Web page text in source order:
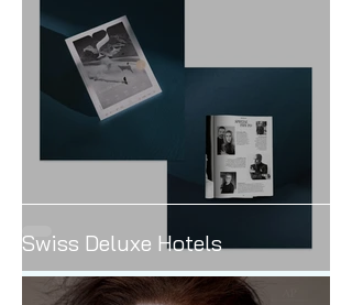
Swiss Deluxe Hotels